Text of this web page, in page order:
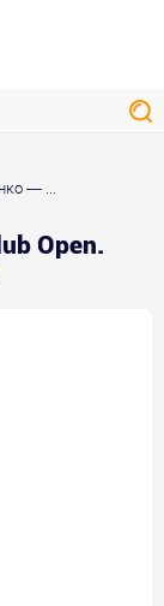
— ...
Open.